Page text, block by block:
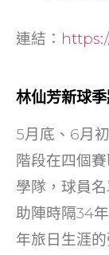
連結：
林仙芳新球
5月底、6月
階段在四個
學隊，球員
助陣時隔34
年旅日生涯